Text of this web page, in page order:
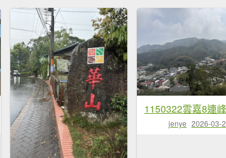
1150322雲嘉8連峰
jenye 2026-03-